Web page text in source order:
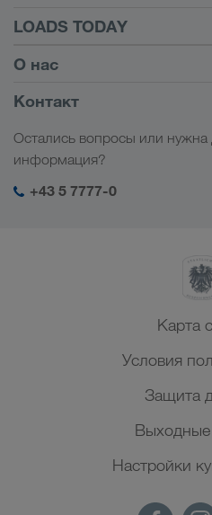
LOADS TODAY
Найти груз на
LOADS TODAY
Узнать больше
Войти в учетную запись
О нас
Информация о компании
Менеджмент SHEQ
Контакт
Остались вопросы или нужна
информация?
+43 5 7777-0
Карта
Условия
Защита
Настройки